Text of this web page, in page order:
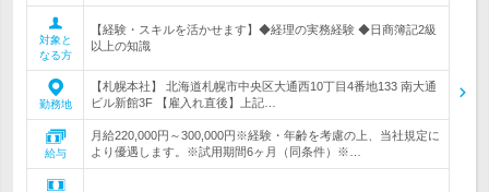
対象と
なる方
【経験・スキルを活かせます】◆経理の実務経験 ◆日商簿記2級
以上の知識
勤務地
【札幌本社】 北海道札幌市中央区大通西10丁目4番地133 南大通
ビル新館3F 【雇入れ直後】上記…
給与
月給220,000円～300,000円※経験・年齢を考慮の上、当社規定に
より優遇します。※試用期間6ヶ月（同条件）※…